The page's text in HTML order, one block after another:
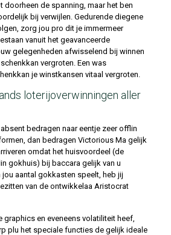
de spanning, maar het ben
bij verwijlen. Gedurende diegene
zorg jou pro dit je immermeer
vanuit het geavanceerde
gelegenheden afwisselend bij winnen
vergroten. Een was
je winstkansen vitaal vergroten.
loterijoverwinningen aller
bedragen naar eentje zeer offlin
dan bedragen Victorious Ma gelijk
omdat het huisvoordeel (de
gokhuis) bij baccara gelijk van u
jou aantal gokkasten speelt, heb jij
van de ontwikkelaa Aristocrat
graphics en eveneens volatiliteit heef,
plu het speciale functies de gelijk ideale